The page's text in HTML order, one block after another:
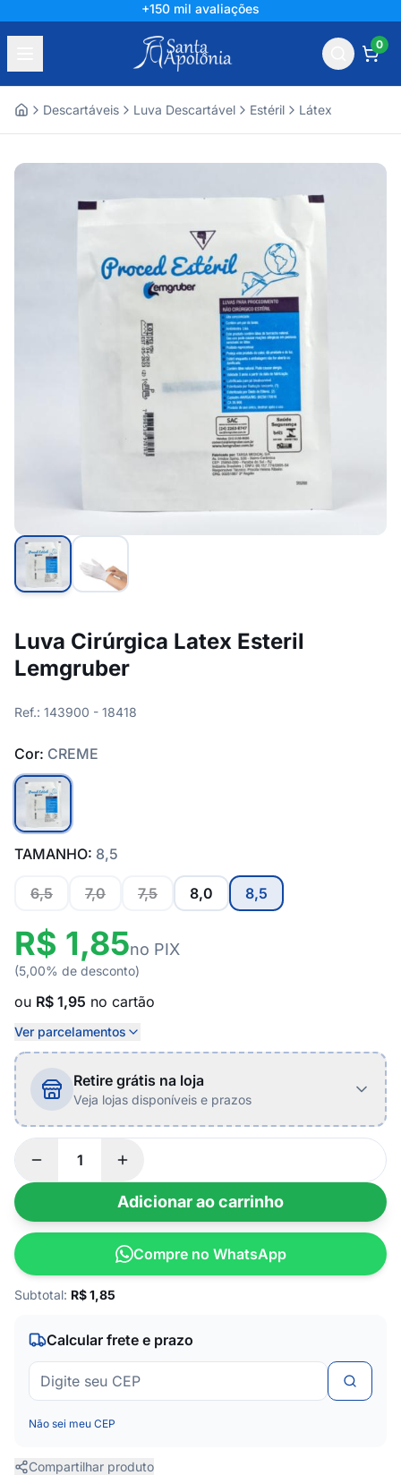
+150 mil avaliações
0
Descartáveis Luva Descartável Estéril Látex
Luva Cirúrgica Latex Esteril
Lemgruber
Ref.: 143900 - 18418
Cor: CREME
TAMANHO: 8,5
6,5 7,0 7,5 8,0 8,5
R$ 1,85no PIX
(5,00% de desconto)
ou R$ 1,95 no cartão
Ver parcelamentos
Retire grátis na loja
Veja lojas disponíveis e prazos
Adicionar ao carrinho
Compre no WhatsApp
Subtotal: R$1,85
Calcular frete e prazo
Não sei meu CEP
Compartilhar produto